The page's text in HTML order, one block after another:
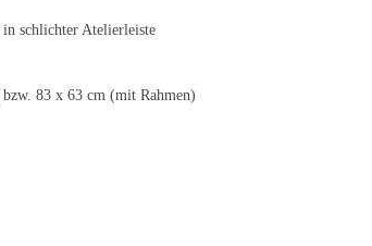
schlichter Atelierleiste
83 x 63 cm (mit Rahmen)